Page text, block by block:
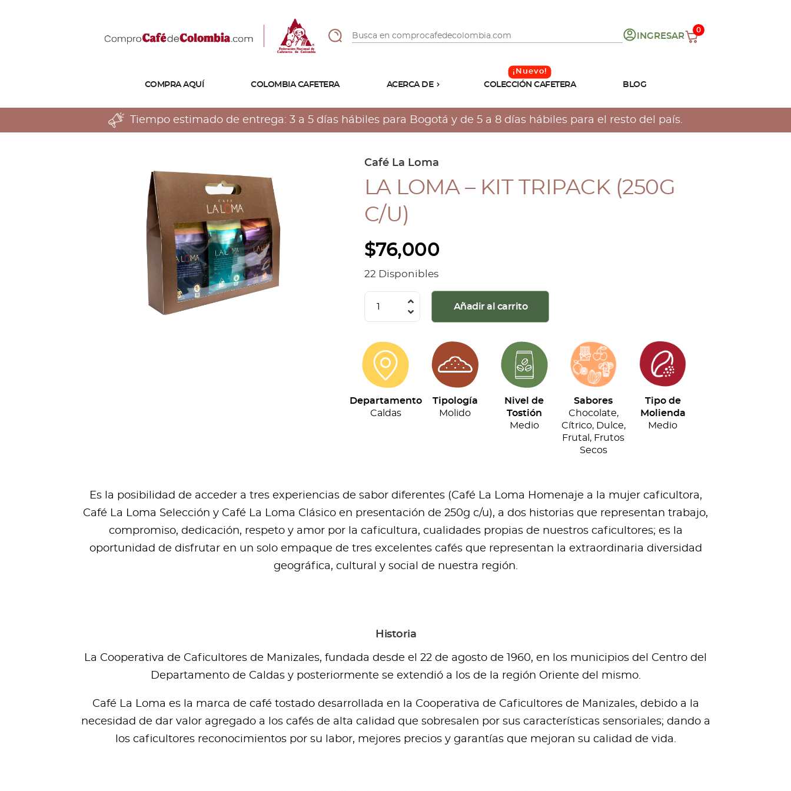
INGRESAR
0
COMPRA AQUÍ COLOMBIA CAFETERA ACERCA DE
Tostiones
Preparación
Atributos
COLECCIÓN CAFETERA BLOG
Tiempo estimado de entrega: 3 a 5 días hábiles para Bogotá y de 5 a 8 días hábiles para el resto del país.
Café La Loma
LA LOMA – KIT TRIPACK (250G
C/U)
$76,000
22 Disponibles
Loma
Kit
Tripack
(250g
c/u)
Añadir al carrito
Departamento
Caldas
Tipología
Molido
Nivel de
Tostión
Medio
Sabores
Chocolate,
Cítrico, Dulce,
Frutal, Frutos
Secos
Tipo de
Molienda
Medio
Es la posibilidad de acceder a tres experiencias de sabor diferentes (Café La Loma Homenaje a la mujer caficultora,
Café La Loma Selección y Café La Loma Clásico en presentación de 250g c/u), a dos historias que representan trabajo,
compromiso, dedicación, respeto y amor por la caficultura, cualidades propias de nuestros caficultores; es la
oportunidad de disfrutar en un solo empaque de tres excelentes cafés que representan la extraordinaria diversidad
geográfica, cultural y social de nuestra región.
Historia
La Cooperativa de Caficultores de Manizales, fundada desde el 22 de agosto de 1960, en los municipios del Centro del
Departamento de Caldas y posteriormente se extendió a los de la región Oriente del mismo.
Café La Loma es la marca de café tostado desarrollada en la Cooperativa de Caficultores de Manizales, debido a la
necesidad de dar valor agregado a los cafés de alta calidad que sobresalen por sus características sensoriales; dando a
los caficultores reconocimientos por su labor, mejores precios y garantías que mejoran su calidad de vida.